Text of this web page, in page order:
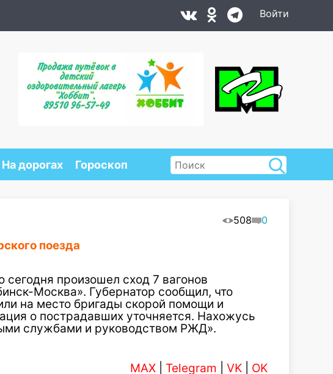
Войти
На дорогах Гороскоп
508 0
поезда
произошел сход 7 вагонов
Москва». Губернатор сообщил, что
на место бригады скорой помощи и
о пострадавших уточняется. Нахожусь
службами и руководством РЖД».
MAX Telegram VK OK